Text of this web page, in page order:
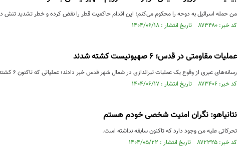
من حمله اسرائیل به دوحه را محکوم می‌کنم؛ این اقدام حاکمیت قطر را نقض کرده و خطر تشدید تنش
کد خبر: ۸۷۳۴۸۰ تاریخ انتشار : ۱۴۰۴/۰۶/۱۸
عملیات مقاومتی در قدس؛ ۶ صهیونیست کشته شدند
رسانه‌های عبری از وقوع یک عملیات تیراندازی در شمال شهر قدس خبر دادند؛ عملیاتی که تاکنون ۶ کشته و چندین مجروح در پی داشته است.
کد خبر: ۸۷۳۴۰۶ تاریخ انتشار : ۱۴۰۴/۰۶/۱۷
نتانیاهو: نگران امنیت شخصی خودم هستم
تحرکاتی علیه من وجود دارد که تاکنون سابقه نداشته است.
کد خبر: ۸۷۲۳۲۵ تاریخ انتشار : ۱۴۰۴/۰۵/۲۲